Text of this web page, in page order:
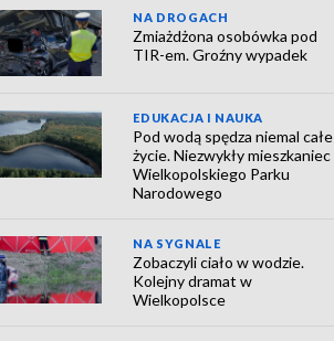
NA DROGACH
Zmiażdżona osobówka pod
TIR-em. Groźny wypadek
EDUKACJA I NAUKA
Pod wodą spędza niemal całe
życie. Niezwykły mieszkaniec
Wielkopolskiego Parku
Narodowego
NA SYGNALE
Zobaczyli ciało w wodzie.
Kolejny dramat w
Wielkopolsce